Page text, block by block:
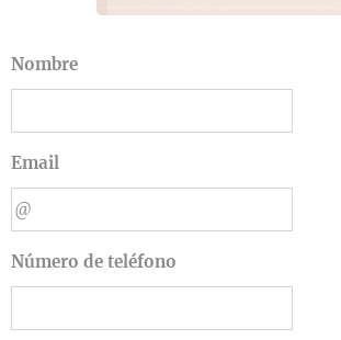
Nombre
Email
Número de teléfono